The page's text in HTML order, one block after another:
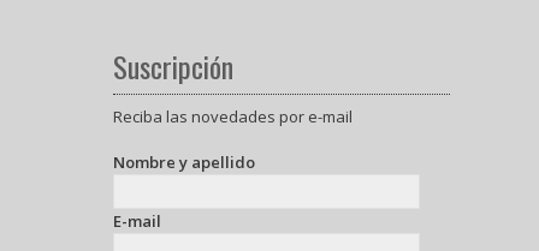
Suscripción
Reciba las novedades por e-mail
Nombre y apellido
E-mail